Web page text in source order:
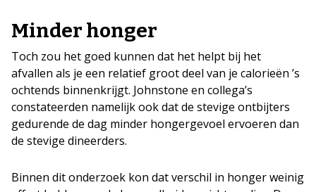
Minder honger
Toch zou het goed kunnen dat het helpt bij het
afvallen als je een relatief groot deel van je calorieën ’s
ochtends binnenkrijgt. Johnstone en collega’s
constateerden namelijk ook dat de stevige ontbijters
gedurende de dag minder hongergevoel ervoeren dan
de stevige dineerders.
Binnen dit onderzoek kon dat verschil in honger weinig